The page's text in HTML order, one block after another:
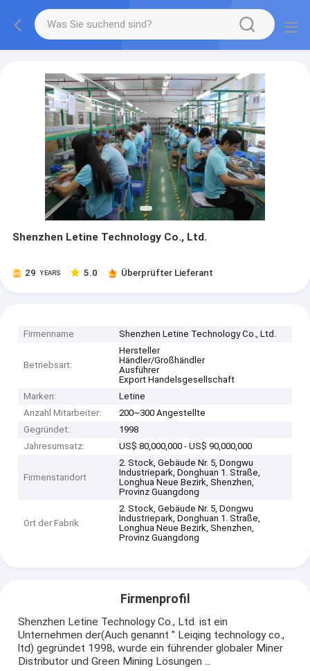
Shenzhen Letine Technology Co., Ltd.
29 YEARS 5.0 Überprüfter Lieferant
Firmenname Shenzhen Letine Technology Co., Ltd.
Betriebsart:
Hersteller
Händler/Großhändler
Ausführer
Export Handelsgesellschaft
Marken:
Letine
Anzahl Mitarbeiter:
200~300 Angestellte
Gegründet:
1998
Jahresumsatz:
US$ 80,000,000 - US$ 90,000,000
Firmenstandort
2. Stock, Gebäude Nr. 5, Dongwu
Industriepark, Donghuan 1. Straße,
Longhua Neue Bezirk, Shenzhen,
Provinz Guangdong
Ort der Fabrik
2. Stock, Gebäude Nr. 5, Dongwu
Industriepark, Donghuan 1. Straße,
Longhua Neue Bezirk, Shenzhen,
Provinz Guangdong
Firmenprofil
Shenzhen Letine Technology Co., Ltd. ist ein
Unternehmen der(Auch genannt " Leiqing technology co.,
ltd) gegründet 1998, wurde ein führender globaler Miner
Distributor und Green Mining Lösungen ...